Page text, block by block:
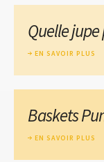
Quelle
EN SAVOIR PLUS
Baskets
EN SAVOIR PLUS